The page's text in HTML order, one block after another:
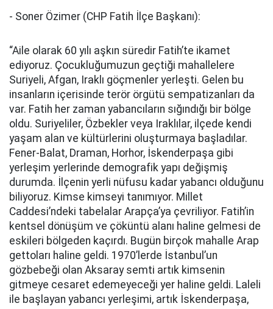
- Soner Özimer (CHP Fatih İlçe Başkanı):
“Aile olarak 60 yılı aşkın süredir Fatih’te ikamet
ediyoruz. Çocukluğumuzun geçtiği mahallelere
Suriyeli, Afgan, Iraklı göçmenler yerleşti. Gelen bu
insanların içerisinde terör örgütü sempatizanları da
var. Fatih her zaman yabancıların sığındığı bir bölge
oldu. Suriyeliler, Özbekler veya Iraklılar, ilçede kendi
yaşam alan ve kültürlerini oluşturmaya başladılar.
Fener-Balat, Draman, Horhor, İskenderpaşa gibi
yerleşim yerlerinde demografik yapı değişmiş
durumda. İlçenin yerli nüfusu kadar yabancı olduğunu
biliyoruz. Kimse kimseyi tanımıyor. Millet
Caddesi’ndeki tabelalar Arapça’ya çevriliyor. Fatih’in
kentsel dönüşüm ve çöküntü alanı haline gelmesi de
eskileri bölgeden kaçırdı. Bugün birçok mahalle Arap
gettoları haline geldi. 1970’lerde İstanbul’un
gözbebeği olan Aksaray semti artık kimsenin
gitmeye cesaret edemeyeceği yer haline geldi. Laleli
ile başlayan yabancı yerleşimi, artık İskenderpaşa,